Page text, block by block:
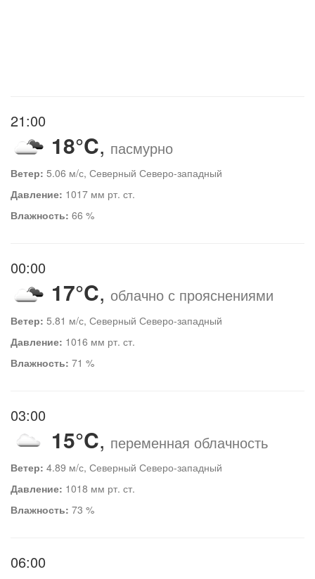
21:00
18°C, пасмурно
Ветер: 5.06 м/с, Северный Северо-западный
Давление: 1017 мм рт. ст.
Влажность: 66 %
00:00
17°C, облачно с прояснениями
Ветер: 5.81 м/с, Северный Северо-западный
Давление: 1016 мм рт. ст.
Влажность: 71 %
03:00
15°C, переменная облачность
Ветер: 4.89 м/с, Северный Северо-западный
Давление: 1018 мм рт. ст.
Влажность: 73 %
06:00